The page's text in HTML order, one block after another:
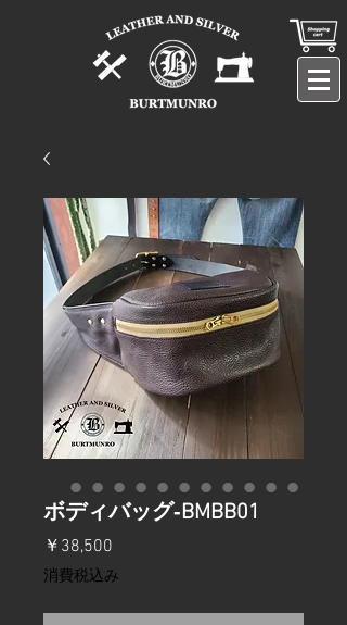
ボディバッグ‐BMBB01
￥38,500
格
消費税込み